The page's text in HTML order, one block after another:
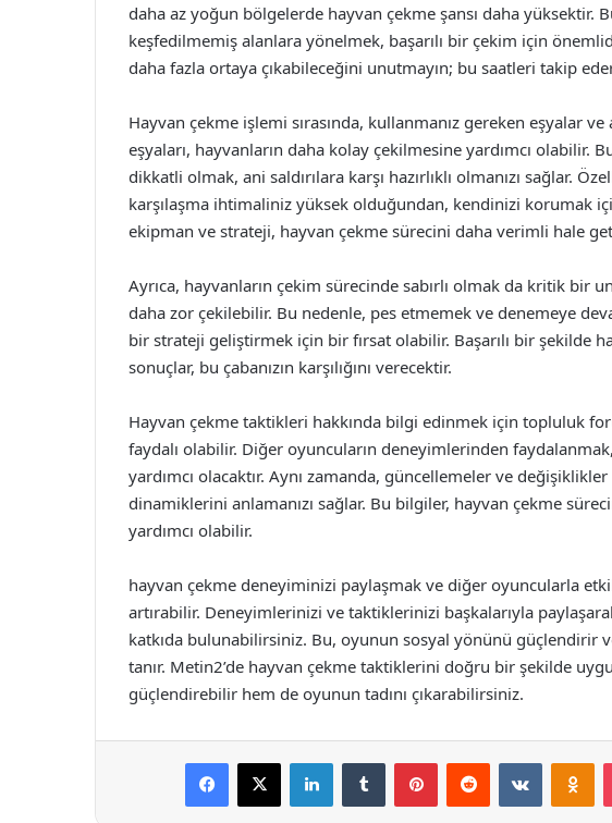
daha az yoğun bölgelerde hayvan çekme şansı daha yüksektir.
keşfedilmemiş alanlara yönelmek, başarılı bir çekim için
daha fazla ortaya çıkabileceğini unutmayın; bu saatleri takip
Hayvan çekme işlemi sırasında, kullanmanız gereken eşyalar
eşyaları, hayvanların daha kolay çekilmesine yardımcı olabilir.
dikkatli olmak, ani saldırılara karşı hazırlıklı olmanızı sağlar.
karşılaşma ihtimaliniz yüksek olduğundan, kendinizi korumak
ekipman ve strateji, hayvan çekme sürecini daha verimli hale
Ayrıca, hayvanların çekim sürecinde sabırlı olmak da kritik bir
daha zor çekilebilir. Bu nedenle, pes etmemek ve denemeye
bir strateji geliştirmek için bir fırsat olabilir. Başarılı bir şekilde
sonuçlar, bu çabanızın karşılığını verecektir.
Hayvan çekme taktikleri hakkında bilgi edinmek için topluluk
faydalı olabilir. Diğer oyuncuların deneyimlerinden
yardımcı olacaktır. Aynı zamanda, güncellemeler ve
dinamiklerini anlamanızı sağlar. Bu bilgiler, hayvan çekme
yardımcı olabilir.
hayvan çekme deneyiminizi paylaşmak ve diğer oyuncularla
artırabilir. Deneyimlerinizi ve taktiklerinizi başkalarıyla
katkıda bulunabilirsiniz. Bu, oyunun sosyal yönünü güçlendirir
tanır. Metin2’de hayvan çekme taktiklerini doğru bir şekilde
güçlendirebilir hem de oyunun tadını çıkarabilirsiniz.
Facebook
X LinkedInTumblr PinterestReddit VKontakte